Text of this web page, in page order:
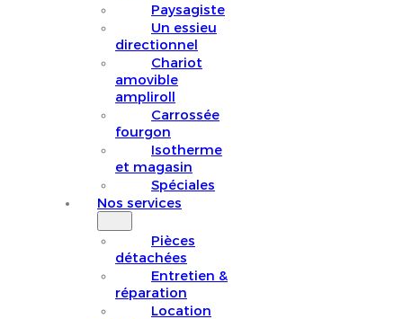
Paysagiste
Un essieu
directionnel
Chariot
amovible
ampliroll
Carrossée
fourgon
Isotherme
et magasin
Spéciales
Nos services
Pièces
détachées
Entretien &
réparation
Location